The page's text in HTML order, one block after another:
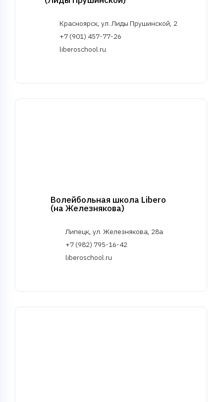
Красноярск, ул. Лиды Прушинской, 2
+7 (901) 457-77-26
liberoschool.ru
Волейбольная школа Libero
(на Железнякова)
Липецк, ул. Железнякова, 28а
+7 (982) 795-16-42
liberoschool.ru